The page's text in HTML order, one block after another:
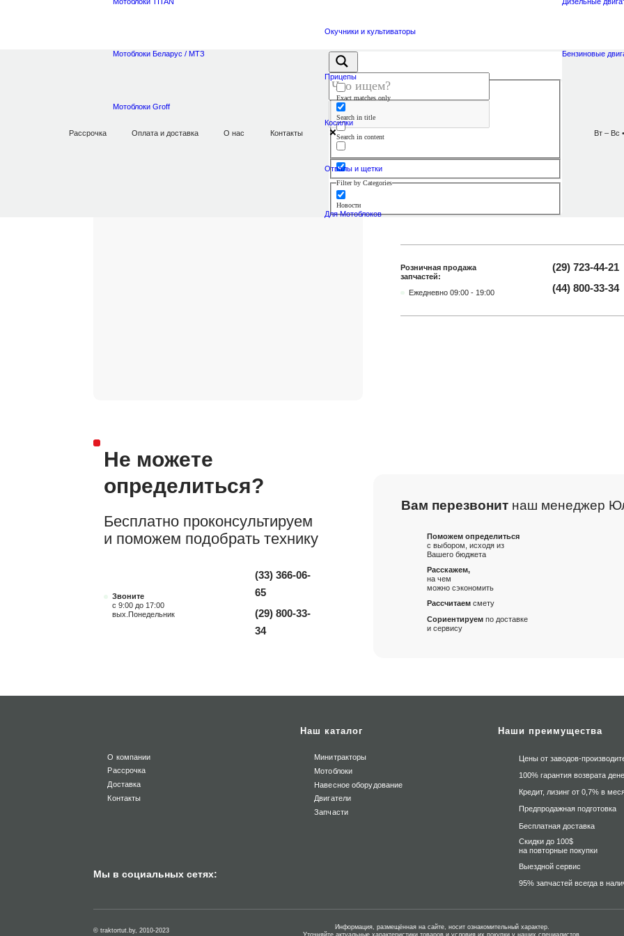
Мотоблоки Беларус / МТЗ
Мотоблоки Groff
Окучники и культиваторы
Прицепы
Косилки
Отвалы и щетки
Для Мотоблоков
Бензиновые
Рассрочка Оплата и доставка О нас Контакты
Exact matches only
Search in title
Search in content
Filter by Categories
Новости
Вт – Вс
Главная Запчасти Форсунка 178F L-86 мм
Форсунка 178F L-86 мм
Розничная продажа
запчастей:
Ежедневно 09:00 - 19:00
(29) 723-44-21
(44) 800-33-34
Не можете
определиться?
Бесплатно проконсультируем
и поможем подобрать технику
Звоните
с 9:00 до 17:00
вых.Понедельник
(33) 366-06-
65
(29) 800-33-
34
Вам перезвонит наш менеджер
Поможем определиться
с выбором, исходя из
Вашего бюджета
Расскажем,
на чем
можно сэкономить
Рассчитаем смету
Сориентируем по доставке
и сервису
О компании
Рассрочка
Доставка
Контакты
Наш каталог
Минитракторы
Мотоблоки
Навесное оборудование
Двигатели
Запчасти
Мы в социальных сетях:
Наши преимущества
Цены от заводов-
100% гарантия возврата
Кредит, лизинг от 0,7% в
Предпродажная подготовка
Бесплатная доставка
Скидки до 100$
на повторные покупки
Выездной сервис
95% запчастей всегда в
© traktortut.by, 2010-2023
Информация, размещённая на сайте, носит ознакомительный характер.
Уточняйте актуальные характеристики товаров и условия их покупки у наших специалистов.